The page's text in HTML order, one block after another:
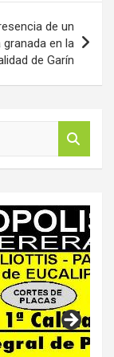
de un
en la
de Garín